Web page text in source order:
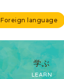
Foreign language
学ぶ
LEARN